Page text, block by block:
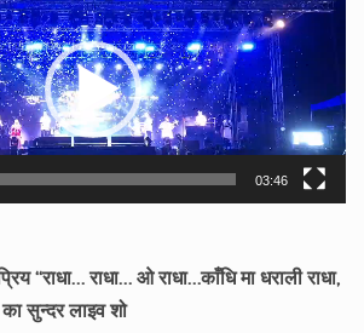
03:46
“राधा… राधा… ओ राधा…काँधि मा धराली राधा,
सुन्दर लाइव शो